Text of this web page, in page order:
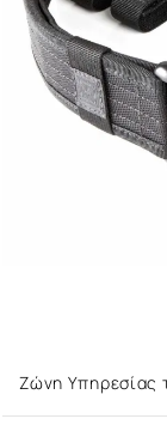
Ζώνη Υπηρεσίας